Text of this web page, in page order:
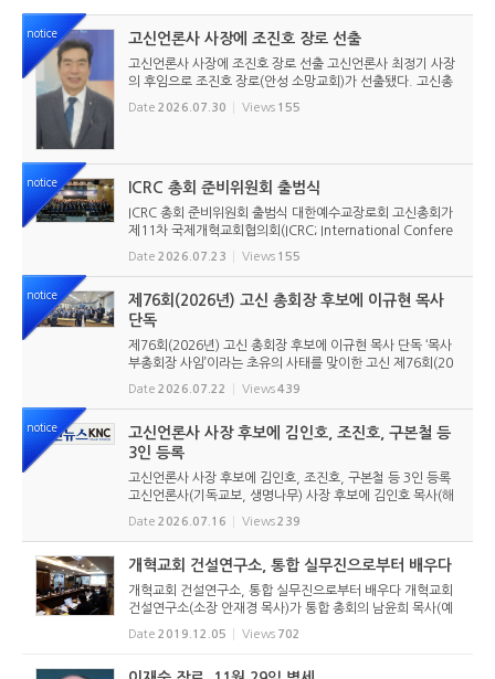
notice 고신언론사 사장에 조진호 장로 선출
고신언론사 사장에 조진호 장로 선출 고신언론사 최정기 사장
의 후임으로 조진호 장로(안성 소망교회)가 선출됐다. 고신총
회 유지재단 이사회는 2026년 7월 30일(목) 오전 11시 고신
총회회관 3층에서 임시이사회를 열고, 조진호 장로를 차기 사
Date 2026.07.30 Views 155
notice ICRC 총회 준비위원회 출범식
ICRC 총회 준비위원회 출범식 대한예수교장로회 고신총회가
제11차 국제개혁교회협의회(ICRC; International Confere
nce of Reformed Churches) 총회를 앞두고 본격적인 준비
에 들어갔다. 2026년 7월 20일 서울 남서울교회에서 ‘ICRC
Date 2026.07.23 Views 155
notice
제76회(2026년) 고신 총회장 후보에 이규현 목사
단독
제76회(2026년) 고신 총회장 후보에 이규현 목사 단독 ‘목사
부총회장 사임’이라는 초유의 사태를 맞이한 고신 제76회(20
26년) 총회장 후보에 이규현 목사(인천노회) 단독으로 입후보
했다. 6월 9일 경남마산노회의 추천을 받아 입후보했던 강영
Date 2026.07.22 Views439
notice
고신언론사 사장 후보에 김인호, 조진호, 구본철 등
3인 등록
고신언론사 사장 후보에 김인호, 조진호, 구본철 등 3인 등록
고신언론사(기독교보, 생명나무) 사장 후보에 김인호 목사(해
오름교회), 조진호 장로(소망교회), 구본철 장로(남서울교회)
가 등록했다. 당초 김희종 목사(유호교회)도 거론되었으나 최
Date 2026.07.16 Views239
개혁교회 건설연구소, 통합 실무진으로부터 배우다
개혁교회 건설연구소, 통합 실무진으로부터 배우다 개혁교회
건설연구소(소장 안재경 목사)가 통합 총회의 남윤희 목사(예
장 통합 국내선교부 총무)를 초청해 통합측 총회 개척훈련, 제
직훈련, 목회자계속훈련에 대해 듣고 배우는 시간을 가졌다.
Date 2019.12.05 Views 702